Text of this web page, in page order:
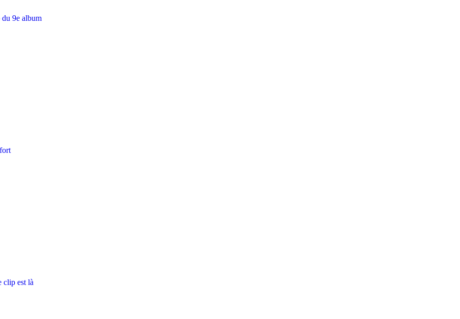
9e album
clip est là